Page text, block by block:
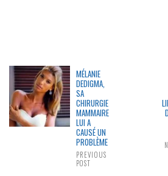
MÉLANIE
DEDIGMA,
SA
CHIRURGIE
MAMMAIRE
LUI A
CAUSÉ UN
PROBLÈME
PREVIOUS
POST